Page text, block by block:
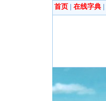
首页 在线字典